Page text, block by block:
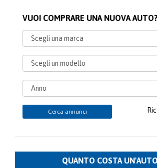
VUOI COMPRARE UNA NUOVA AUTO?
Cerca annunci
QUANTO COSTA